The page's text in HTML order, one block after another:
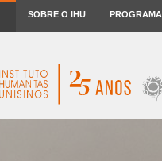
SOBRE O IHU